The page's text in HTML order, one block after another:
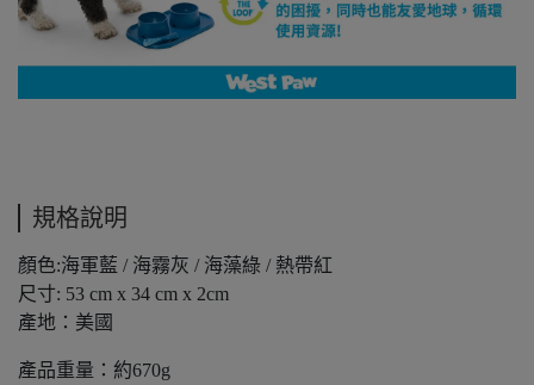
規格說明
顏色:海軍藍 / 海霧灰 / 海藻綠 / 熱帶紅
尺寸: 53 cm x 34 cm x 2cm
產地：美國
產品重量：約670g